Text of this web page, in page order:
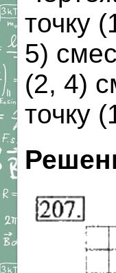
точку
5)
(2, 4)
точку